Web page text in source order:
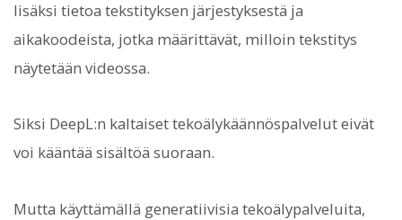
lisäksi tietoa tekstityksen järjestyksestä ja
aikakoodeista, jotka määrittävät, milloin tekstitys
näytetään videossa.
Siksi DeepL:n kaltaiset tekoälykäännöspalvelut eivät
voi kääntää sisältöä suoraan.
Mutta käyttämällä generatiivisia tekoälypalveluita,